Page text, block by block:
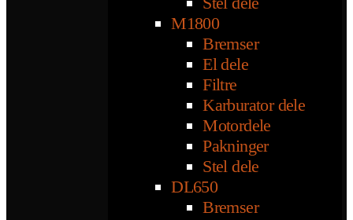
M1800
Bremser
El dele
Filtre
Karburator dele
Motordele
Pakninger
Stel dele
DL650
Bremser